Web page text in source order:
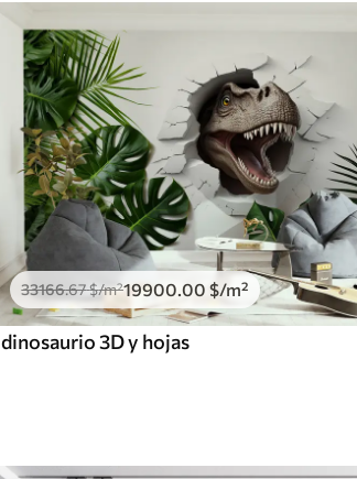
33166.67$/m²19900.00 $/m²
dinosaurio 3D y hojas